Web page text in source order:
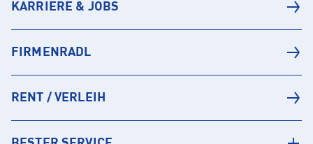
KARRIERE & JOBS
FIRMENRADL
RENT / VERLEIH